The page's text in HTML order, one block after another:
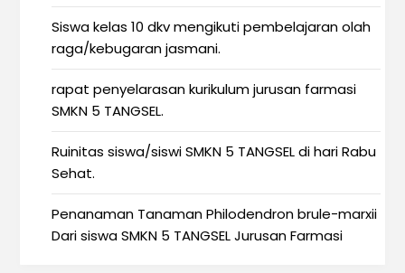
Siswa kelas 10 dkv mengikuti pembelajaran olah
raga/kebugaran jasmani.
rapat penyelarasan kurikulum jurusan farmasi
SMKN 5 TANGSEL.
Ruinitas siswa/siswi SMKN 5 TANGSEL di hari Rabu
Sehat.
Penanaman Tanaman Philodendron brule-marxii
Dari siswa SMKN 5 TANGSEL Jurusan Farmasi